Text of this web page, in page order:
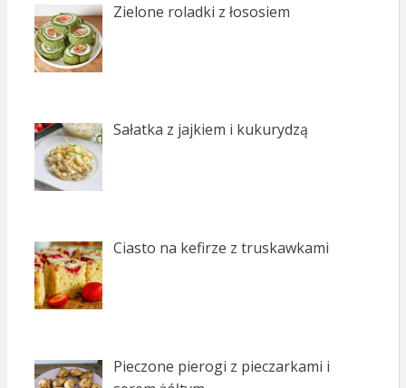
Zielone roladki z łososiem
Sałatka z jajkiem i kukurydzą
Ciasto na kefirze z truskawkami
Pieczone pierogi z pieczarkami i